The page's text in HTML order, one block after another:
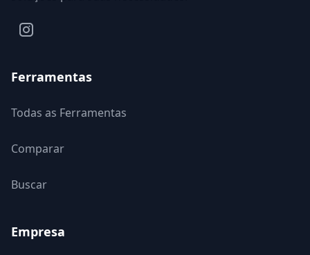
Ferramentas
Todas as Ferramentas
Comparar
Buscar
Empresa